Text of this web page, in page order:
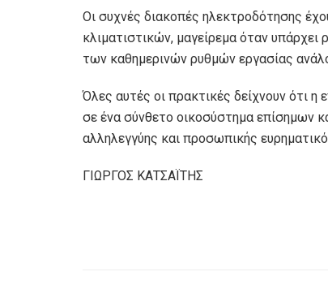
Οι συχνές διακοπές ηλεκτροδότησης
κλιματιστικών, μαγείρεμα όταν
των καθημερινών ρυθμών εργασίας
Όλες αυτές οι πρακτικές δείχνουν ότι
σε ένα σύνθετο οικοσύστημα επίσημων
αλληλεγγύης και προσωπικής
ΓΙΩΡΓΟΣ ΚΑΤΣΑΪΤΗΣ